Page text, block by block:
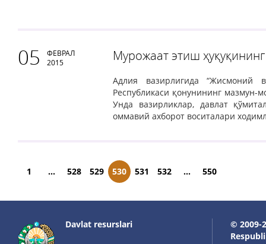
05
ФЕВРАЛ
2015
Мурожаат этиш
Адлия вазирлигида “Жисмоний
Республикаси қонунининг мазмун-
Унда вазирликлар, давлат
оммавий ахборот воситалари
1 ... 528 529 530 531 532 ... 550
Davlat resurslari
© 2009-